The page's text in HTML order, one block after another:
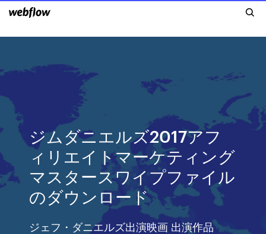
ジムダニエルズ2017アフ
ィリエイトマーケティング
マスタースワイプファイル
のダウンロード
ジェフ・ダニエルズ出演映画 出演作品